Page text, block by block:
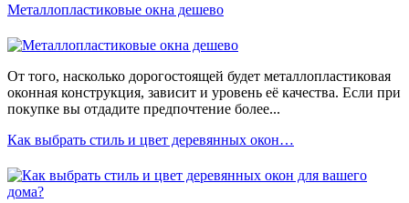
Металлопластиковые окна дешево
От того, насколько дорогостоящей будет металлопластиковая
оконная конструкция, зависит и уровень её качества. Если при
покупке вы отдадите предпочтение более...
Как выбрать стиль и цвет деревянных окон…